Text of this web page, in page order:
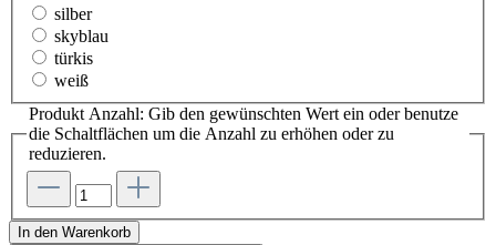
silber
skyblau
türkis
weiß
Produkt Anzahl: Gib den gewünschten Wert ein oder benutze
die Schaltflächen um die Anzahl zu erhöhen oder zu
reduzieren.
In den Warenkorb